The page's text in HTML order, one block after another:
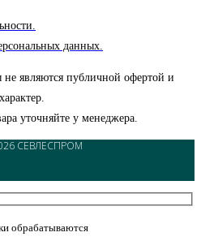
данных.
являются публичной офертой и
уточняйте у менеджера.
СЕВЛЕСПРОМ
обрабатываются